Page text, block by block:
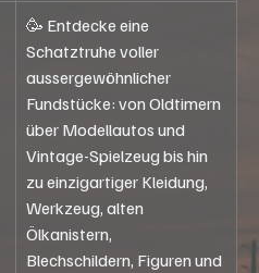
🥳 Entdecke eine
Schatztruhe voller
aussergewöhnlicher
Fundstücke: von Oldtimern
über Modellautos und
Vintage-Spielzeug bis hin
zu einzigartiger Kleidung,
Werkzeug, alten
Ölkanistern,
Blechschildern, Figuren und